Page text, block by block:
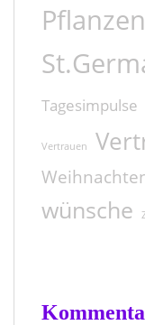
Tagesimpulse
Vertrauen
wünsche